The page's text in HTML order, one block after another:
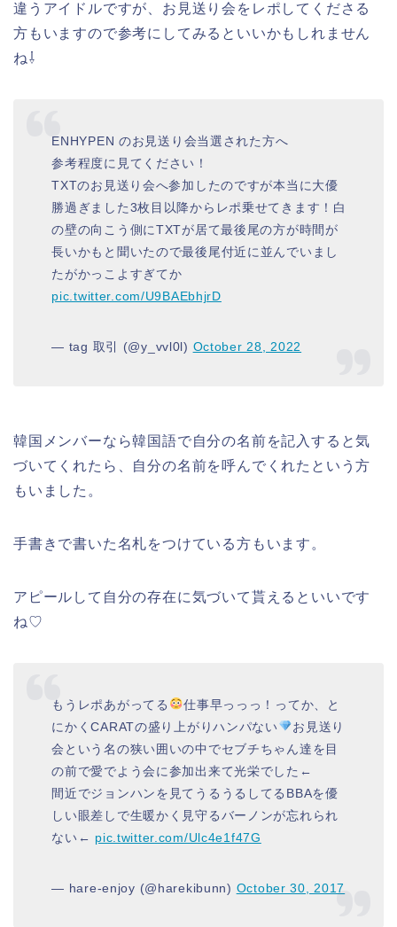
違うアイドルですが、お見送り会をレポしてくださる
方もいますので参考にしてみるといいかもしれません
ね⇩
ENHYPEN のお見送り会当選された方へ
参考程度に見てください！
TXTのお見送り会へ参加したのですが本当に大優
勝過ぎました3枚目以降からレポ乗せてきます！白
の壁の向こう側にTXTが居て最後尾の方が時間が
長いかもと聞いたので最後尾付近に並んでいまし
たがかっこよすぎてか
pic.twitter.com/U9BAEbhjrD
— tag 取引 (@y_vvl0l) October 28, 2022
韓国メンバーなら韓国語で自分の名前を記入すると気
づいてくれたら、自分の名前を呼んでくれたという方
もいました。
手書きで書いた名札をつけている方もいます。
アピールして自分の存在に気づいて貰えるといいです
ね♡
もうレポあがってる
仕事早っっっ！ってか、と
にかくCARATの盛り上がりハンパない
お見送り
会という名の狭い囲いの中でセブチちゃん達を目
の前で愛でよう会に参加出来て光栄でした←
間近でジョンハンを見てうるうるしてるBBAを優
しい眼差しで生暖かく見守るバーノンが忘れられ
ない← pic.twitter.com/Ulc4e1f47G
— hare-enjoy (@harekibunn) October 30, 2017